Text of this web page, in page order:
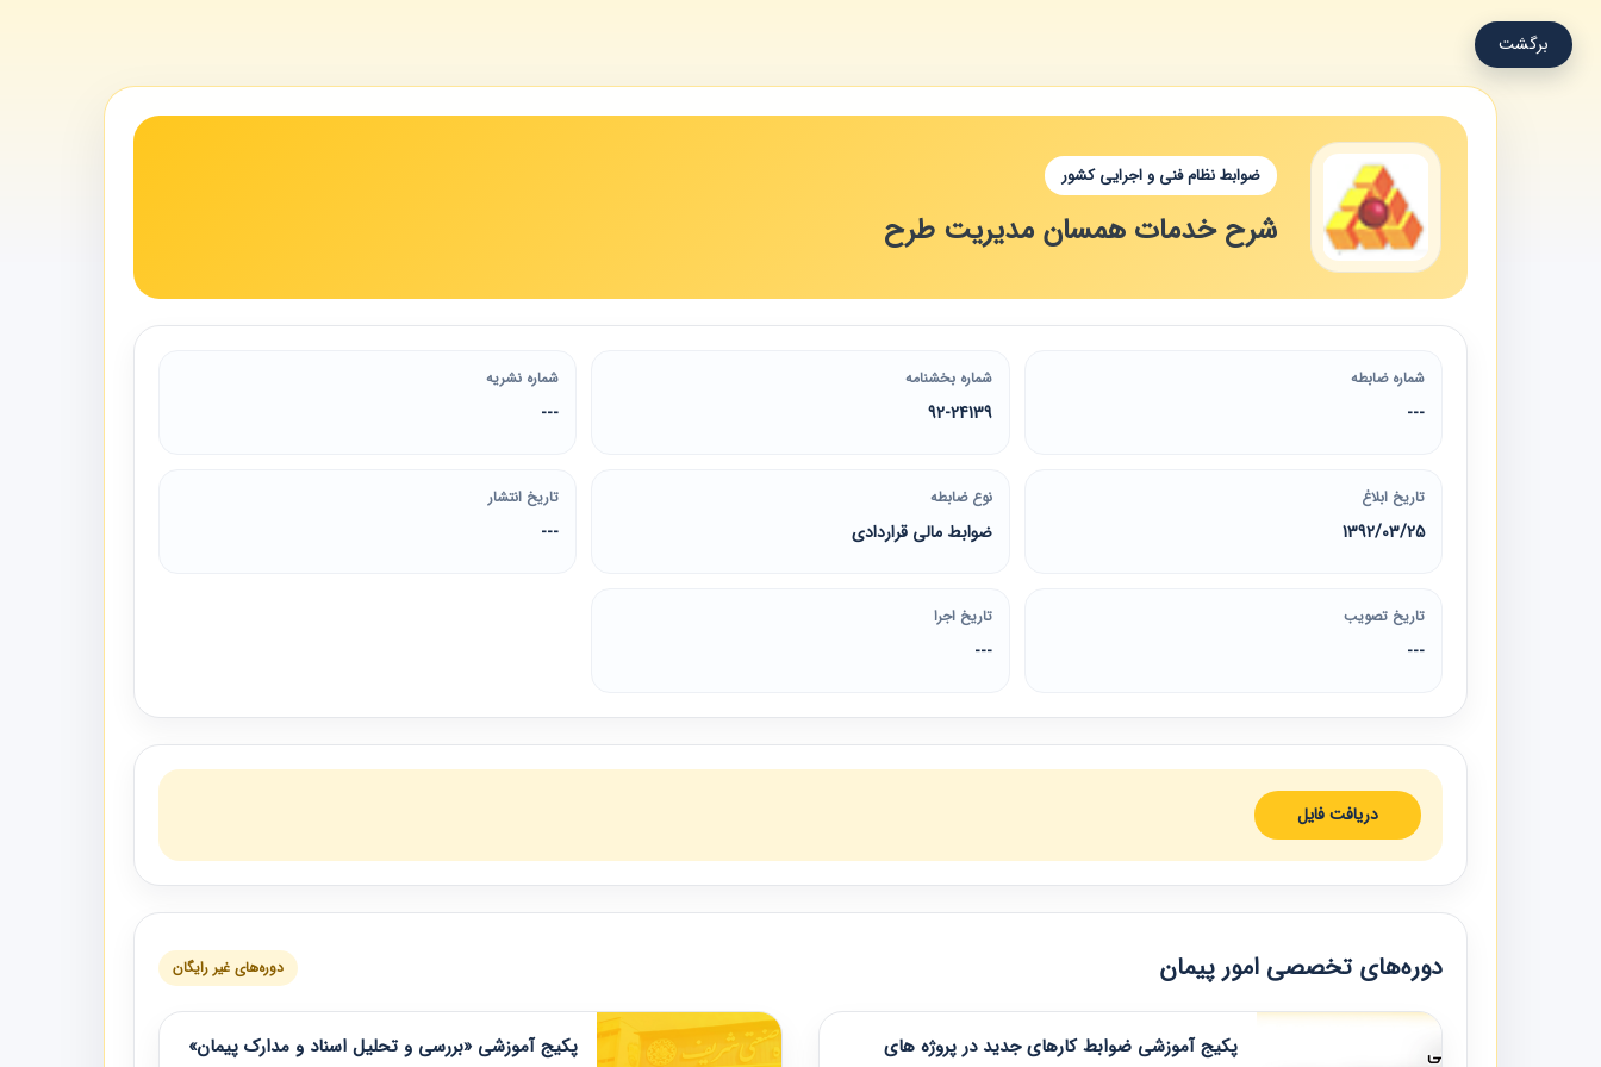
برگشت
ضوابط نظام فنی و اجرایی کشور
شرح خدمات همسان مدیریت طرح
شماره ضابطه
---
شماره بخشنامه
92-24139
شماره نشریه
---
تاریخ ابلاغ
1392/03/25
نوع ضابطه
ضوابط مالی قراردادی
تاریخ انتشار
---
تاریخ تصویب
---
تاریخ اجرا
---
دریافت فایل
دوره‌های تخصصی امور پیمان دوره‌های غیر رایگان
پکیج آموزشی ضوابط کارهای جدید در پروژه های
پکیج آموزشی «بررسی و تحلیل اسناد و مدارک پیمان»